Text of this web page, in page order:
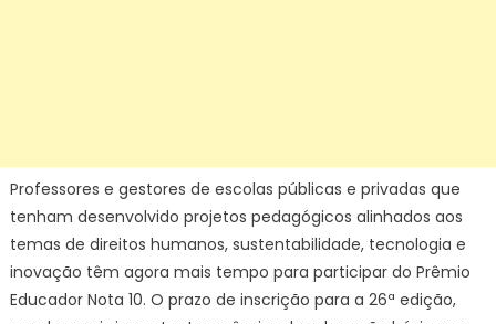
Professores e gestores de escolas públicas e privadas que
tenham desenvolvido projetos pedagógicos alinhados aos
temas de direitos humanos, sustentabilidade, tecnologia e
inovação têm agora mais tempo para participar do Prêmio
Educador Nota 10. O prazo de inscrição para a 26ª edição,